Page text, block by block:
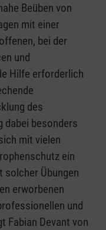
Beüben von
mit einer
bei der
und
Hilfe erforderlich
des
dabei besonders
mit vielen
ein
solcher Übungen
erworbenen
und
Fabian Devant von